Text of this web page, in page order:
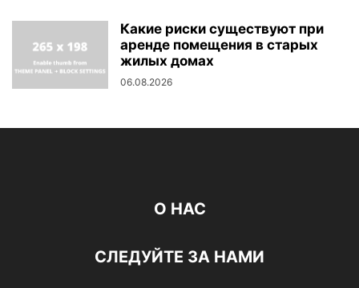
Какие риски существуют при
аренде помещения в старых
жилых домах
06.08.2026
О НАС
СЛЕДУЙТЕ ЗА НАМИ